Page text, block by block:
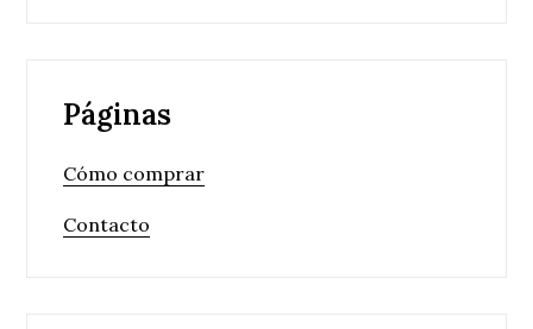
Páginas
Cómo comprar
Contacto